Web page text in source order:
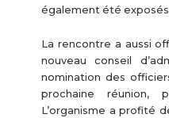
également été
La rencontre a aussi
nouveau conseil
nomination des
prochaine réunion,
L’organisme a profité